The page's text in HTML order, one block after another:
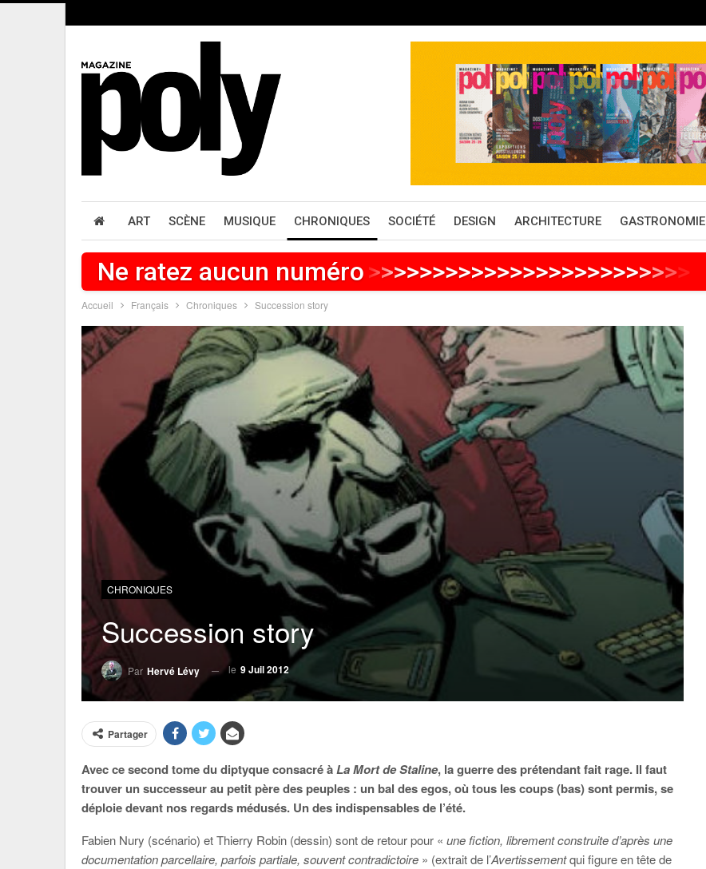
ART SCÈNE MUSIQUE CHRONIQUES SOCIÉTÉ DESIGN ARCHITECTURE GASTRONOMIE
Ne ratez aucun numéro >>>>>>>>>>>>>>>>>>>>>>>>>
Accueil Français Chroniques Succession story
CHRONIQUES
Succession story
Par Hervé Lévy le 9 Juil 2012
Partager
Avec ce second tome du diptyque consacré àLa Mort de Staline, la guerre des prétendant fait rage. Il faut
trouver un successeur au petit père des peuples : un bal des egos, où tous les coups (bas) sont permis, se
déploie devant nos regards médusés. Un des indispensables de l’été.
Fabien Nury (scénario) et Thierry Robin (dessin) sont de retour pour « une fiction, librement construite d’après une
documentation parcellaire, parfois partiale, souvent contradictoire » (extrait de l’Avertissementqui figure en tête de